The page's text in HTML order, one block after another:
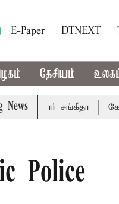
E-Paper DTNEXT
தேசியம்
News சங்கீதா கோவை,
Police